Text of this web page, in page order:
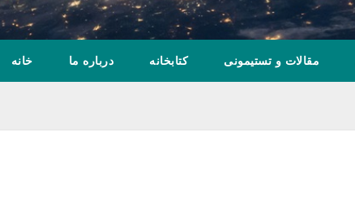
مقالات و تستیمونی کتابخانه درباره ما خانه